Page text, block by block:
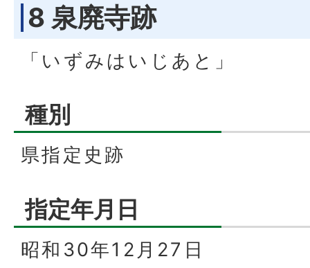
8 泉廃寺跡
「いずみはいじあと」
種別
県指定史跡
指定年月日
昭和30年12月27日